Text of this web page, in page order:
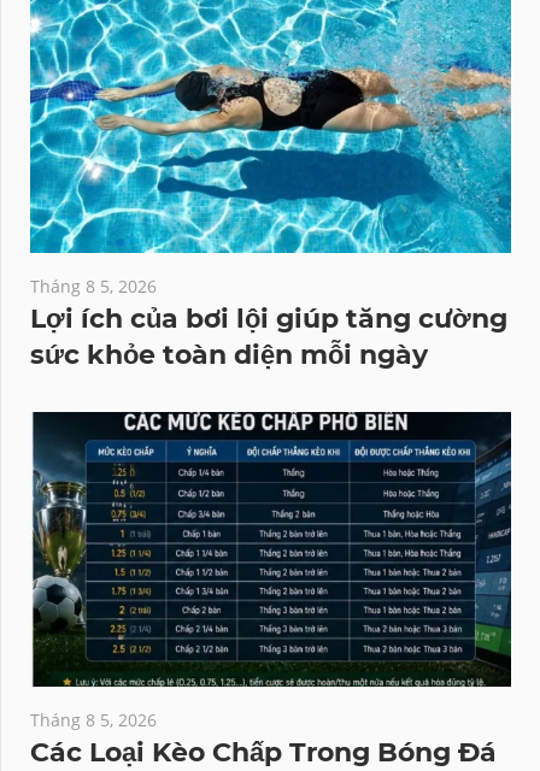
Tháng 8 5, 2026
Lợi ích của bơi lội giúp tăng cường
sức khỏe toàn diện mỗi ngày
Tháng 8 5, 2026
Các Loại Kèo Chấp Trong Bóng Đá